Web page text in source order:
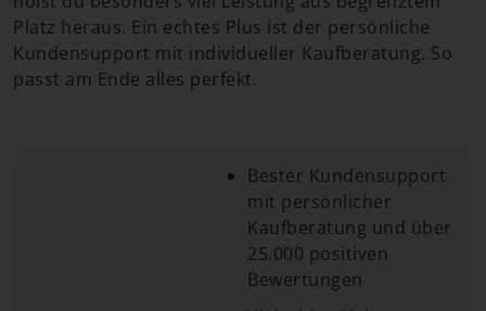
Platz heraus. Ein echtes Plus ist der persönliche
Kundensupport mit individueller Kaufberatung. So
passt am Ende alles perfekt.
Bester Kundensupport
mit persönlicher
Kaufberatung und über
25.000 positiven
Bewertungen